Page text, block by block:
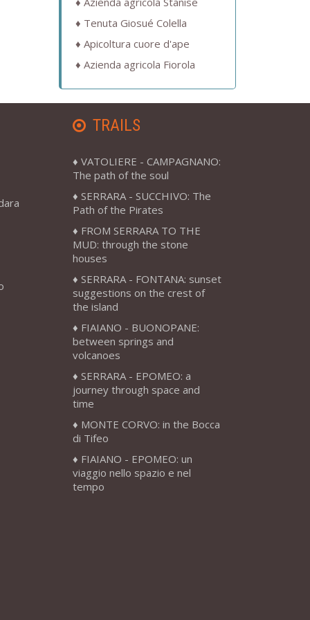
Tenuta Giosué Colella
Apicoltura cuore d'ape
Azienda agricola Fiorola
TRAILS
VATOLIERE - CAMPAGNANO:
The path of the soul
SERRARA - SUCCHIVO: The
Path of the Pirates
FROM SERRARA TO THE
MUD: through the stone
houses
SERRARA - FONTANA: sunset
suggestions on the crest of
the island
FIAIANO - BUONOPANE:
between springs and
volcanoes
SERRARA - EPOMEO: a
journey through space and
time
MONTE CORVO: in the Bocca
di Tifeo
FIAIANO - EPOMEO: un
viaggio nello spazio e nel
tempo